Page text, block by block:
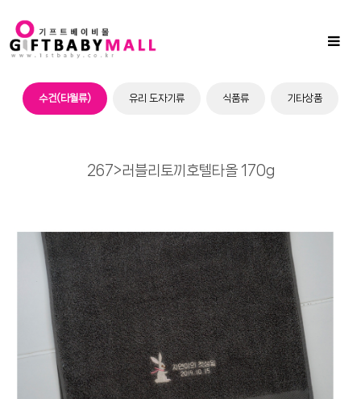
Toggle
Promotion
수건(타월류) 유리 도자기류 식품류 기타상품
267>러블리토끼호텔타올 170g